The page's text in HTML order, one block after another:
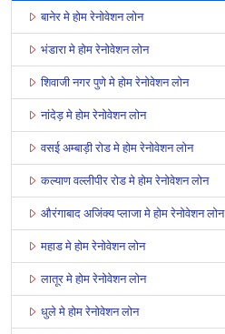
बानेर मे होम रेनोवेशन लोन
भंडारा मे होम रेनोवेशन लोन
शिवाजी नगर पुणे मे होम रेनोवेशन लोन
नांदेड़ मे होम रेनोवेशन लोन
वसई अम्बाड़ी रोड मे होम रेनोवेशन लोन
कल्याण वल्लीपीर रोड मे होम रेनोवेशन लोन
औरंगाबाद अजिंक्य प्लाजा मे होम रेनोवेशन लोन
महाड मे होम रेनोवेशन लोन
लातूर मे होम रेनोवेशन लोन
धुले मे होम रेनोवेशन लोन